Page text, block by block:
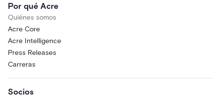
Por qué Acre
Quiénes somos
Acre Core
Acre Intelligence
Press Releases
Carreras
Socios